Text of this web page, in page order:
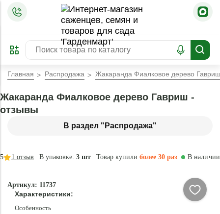
ПРЕДЗАКАЗ
ЗАБРОНИРОВАТЬ
ЛУЧШЕЕ
Главная Распродажа Жакаранда Фиалковое дерево Гавриш
В раздел "Распродажа"
Жакаранда Фиалковое дерево Гавриш -
отзывы
В упаковке: 3 шт Товар купили более 30 раз
5 1 отзыв В наличии
Артикул: 11737
Характеристики:
Особенность